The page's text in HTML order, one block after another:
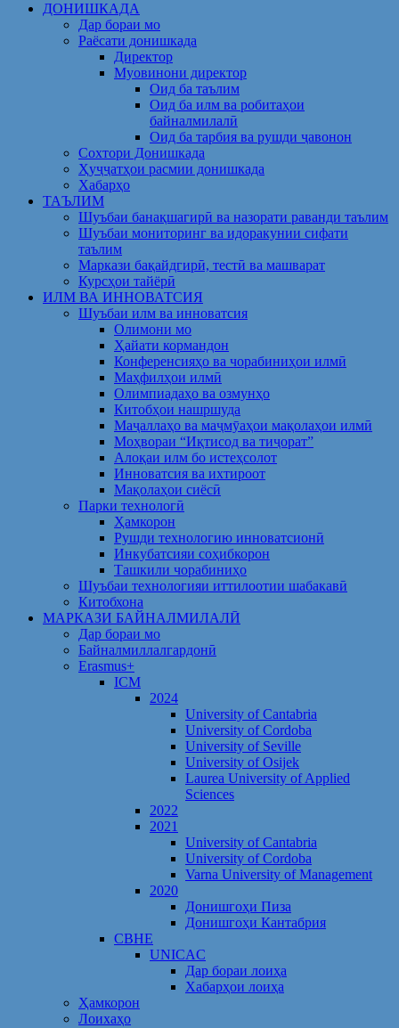
ДОНИШКАДА
Дар бораи мо
Раёсати донишкада
Директор
Муовинони директор
Оид ба таълим
Оид ба илм ва робитаҳои
байналмилалӣ
Оид ба тарбия ва рушди ҷавонон
Сохтори Донишкада
Ҳуҷҷатҳои расмии донишкада
Хабарҳо
ТАЪЛИМ
Шуъбаи банақшагирӣ ва назорати раванди таълим
Шуъбаи мониторинг ва идоракунии сифати
таълим
Маркази бақайдгирӣ, тестӣ ва машварат
Курсҳои тайёрӣ
ИЛМ ВА ИННОВАТСИЯ
Шуъбаи илм ва инноватсия
Олимони мо
Ҳайати кормандон
Конференсияҳо ва чорабиниҳои илмӣ
Маҳфилҳои илмӣ
Олимпиадаҳо ва озмунҳо
Китобҳои нашршуда
Маҷаллаҳо ва маҷмӯаҳои мақолаҳои илмӣ
Моҳвораи “Иқтисод ва тиҷорат”
Алоқаи илм бо истеҳсолот
Инноватсия ва ихтироот
Мақолаҳои сиёсӣ
Парки технологӣ
Ҳамкорон
Рушди технологию инноватсионӣ
Инкубатсияи соҳибкорон
Ташкили чорабиниҳо
Шуъбаи технологияи иттилоотии шабакавӣ
Китобхона
МАРКАЗИ БАЙНАЛМИЛАЛӢ
Дар бораи мо
Байналмиллалгардонӣ
Erasmus+
ICM
2024
University of Cantabria
University of Cordoba
University of Seville
University of Osijek
Laurea University of Applied
Sciences
2022
2021
University of Cantabria
University of Cordoba
Varna University of Management
2020
Донишгоҳи Пиза
Донишгоҳи Кантабрия
CBHE
UNICAC
Дар бораи лоиҳа
Хабарҳои лоиҳа
Ҳамкорон
Лоихаҳо